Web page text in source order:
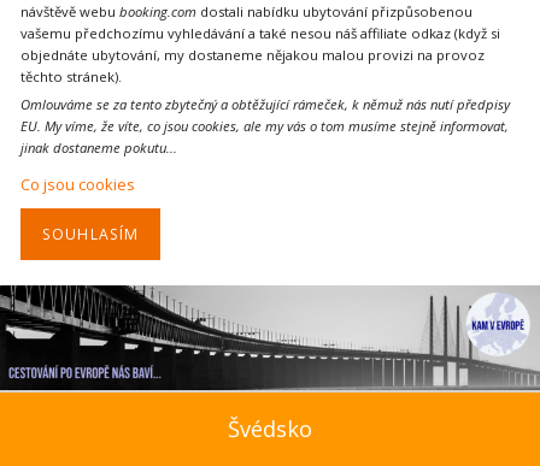
návštěvě webubooking.com dostali nabídku ubytování přizpůsobenou
vašemu předchozímu vyhledávání a také nesou náš affiliate odkaz (když si
objednáte ubytování, my dostaneme nějakou malou provizi na provoz
těchto stránek).
Omlouváme se za tento zbytečný a obtěžující rámeček, k němuž nás nutí předpisy
EU. My víme, že víte, co jsou cookies, ale my vás o tom musíme stejně informovat,
jinak dostaneme pokutu...
Co jsou cookies
SOUHLASÍM
Švédsko